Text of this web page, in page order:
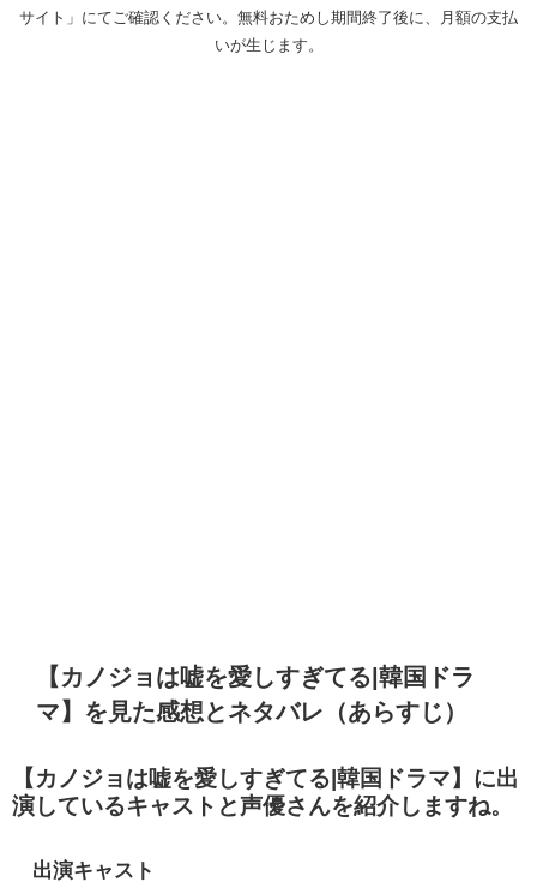
サイト」にてご確認ください。無料おためし期間終了後に、月額の支払
いが生じます。
【カノジョは嘘を愛しすぎてる 韓国ドラ
マ】を見た感想とネタバレ（あらすじ）
【カノジョは嘘を愛しすぎてる 韓国ドラマ】に出
演しているキャストと声優さんを紹介しますね。
出演キャスト